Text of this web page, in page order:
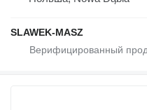
SLAWEK-MASZ